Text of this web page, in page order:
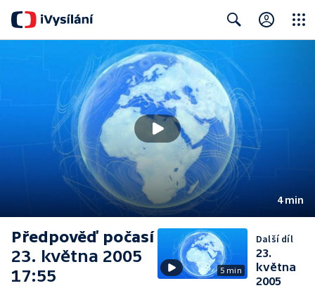
4 min
Předpověď počasí
23. května 2005
17:55
5 min
Další díl
23.
května
2005